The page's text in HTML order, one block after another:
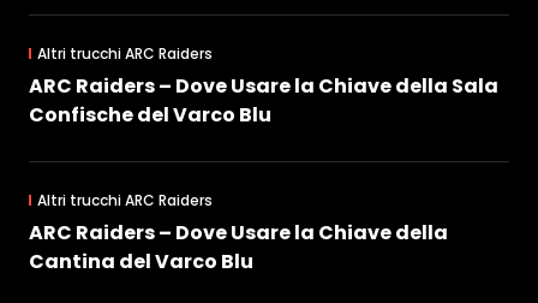
Altri trucchi ARC Raiders
ARC Raiders – Dove Usare la Chiave della Sala
Confische del Varco Blu
Altri trucchi ARC Raiders
ARC Raiders – Dove Usare la Chiave della
Cantina del Varco Blu